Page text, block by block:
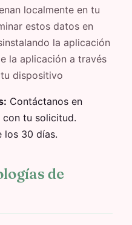
localmente en tu
estos datos en
la aplicación
la aplicación a través
dispositivo
Contáctanos en
tu solicitud.
los 30 días.
de